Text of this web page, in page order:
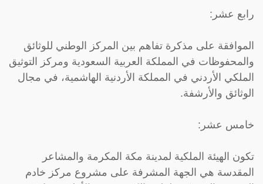
رابع عشر:
الموافقة على مذكرة تفاهم بين المركز الوطني للوثائق
والمحفوظات في المملكة العربية السعودية ومركز التوثيق
الملكي الأردني في المملكة الأردنية الهاشمية، في مجال
الوثائق والأرشفة.
خامس عشر:
تكون الهيئة الملكية لمدينة مكة المكرمة والمشاعر
المقدسة هي الجهة المشرفة على مشروع مركز خادم